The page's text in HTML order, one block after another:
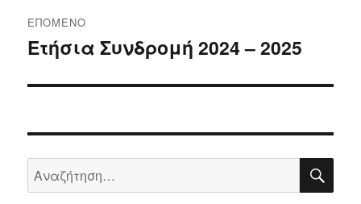
ΕΠΌΜΕΝΟ
Επόμενο
Ετήσια Συνδρομή 2024 – 2025
Αναζήτηση
για: